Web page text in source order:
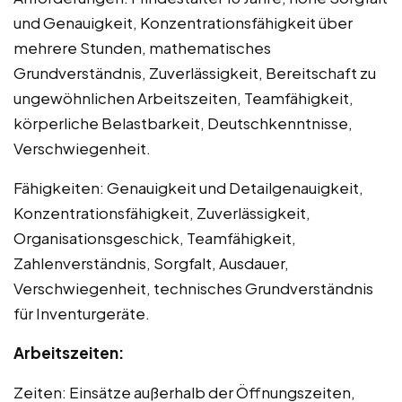
und Genauigkeit, Konzentrationsfähigkeit über
mehrere Stunden, mathematisches
Grundverständnis, Zuverlässigkeit, Bereitschaft zu
ungewöhnlichen Arbeitszeiten, Teamfähigkeit,
körperliche Belastbarkeit, Deutschkenntnisse,
Verschwiegenheit.
Fähigkeiten: Genauigkeit und Detailgenauigkeit,
Konzentrationsfähigkeit, Zuverlässigkeit,
Organisationsgeschick, Teamfähigkeit,
Zahlenverständnis, Sorgfalt, Ausdauer,
Verschwiegenheit, technisches Grundverständnis
für Inventurgeräte.
Arbeitszeiten:
Zeiten: Einsätze außerhalb der Öffnungszeiten,